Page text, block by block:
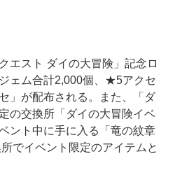
エスト ダイの大冒険」記念ロ
ェム合計2,000個、★5アクセ
」が配布される。また、「ダ
の交換所「ダイの大冒険イベ
ント中に手に入る「竜の紋章
でイベント限定のアイテムと